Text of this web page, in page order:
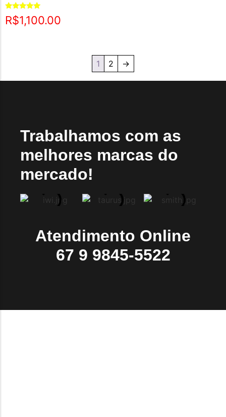
Avaliação
5.00
R$1,100.00
1 2 →
Trabalhamos com as
melhores marcas do
mercado!
Atendimento Online
67 9 9845-5522